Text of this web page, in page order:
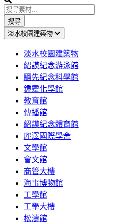
搜尋
淡水校園建築物
淡水校園建築物
紹謨紀念游泳館
騮先紀念科學館
鍾靈化學館
教育館
傳播館
紹謨紀念體育館
麗澤國際學舍
文學館
會文館
商管大樓
海事博物館
工學館
工學大樓
松濤館